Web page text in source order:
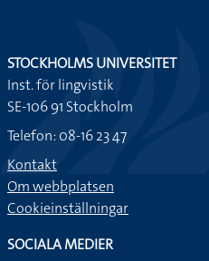
STOCKHOLMS UNIVERSITET
Inst. för lingvistik
SE-106 91 Stockholm
Telefon: 08-16 23 47
Kontakt
Om webbplatsen
Cookieinställningar
SOCIALA MEDIER